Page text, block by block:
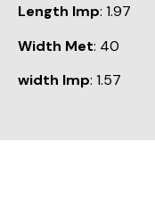
Length Imp: 1.97
Width Met: 40
width Imp: 1.57